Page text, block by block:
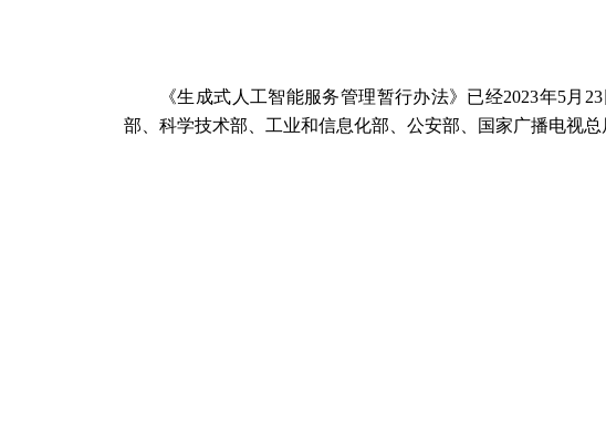
《生成式人工智能服务管理暂行办法》已经2023年5月
部、科学技术部、工业和信息化部、公安部、国家广播电视总